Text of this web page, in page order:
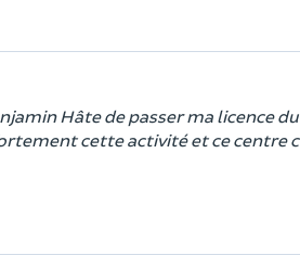
Hâte de passer ma licence
cette activité et ce centre